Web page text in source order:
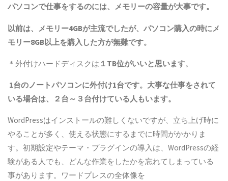
パソコンで仕事をするのには、メモリーの容量が大事です。
以前は、メモリー4GBが主流でしたが、パソコン購入の時にメ
モリー8GB以上を購入した方が無難です。
＊外付けハードディスクは １TB位がいいと思います。
1台のノートパソコンに外付け1台です。大事な仕事をされて
いる場合は、２台～３台付けている人もいます。
WordPressはインストールの難しくないですが、立ち上げ時に
やることが多く、使える状態にするまでに時間がかかりま
す。初期設定やテーマ・プラグインの導入は、WordPressの経
験がある人でも、どんな作業をしたかを忘れてしまっている
事があります。ワードプレスの全体像を